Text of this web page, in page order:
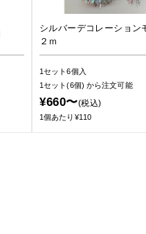
シルバーデコレーショ
２ｍ
1セット6個入
1セット(6個) から注文可能
¥660〜(税込)
1個あたり¥110